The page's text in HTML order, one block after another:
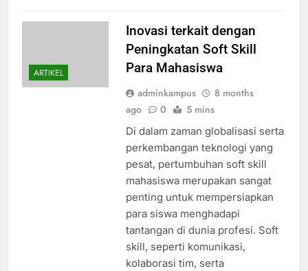
ARTIKEL
Inovasi terkait dengan
Peningkatan Soft Skill
Para Mahasiswa
adminkampus
8 months
ago
0 5 mins
Di dalam zaman globalisasi serta
perkembangan teknologi yang
pesat, pertumbuhan soft skill
mahasiswa merupakan sangat
penting untuk mempersiapkan
para siswa menghadapi
tantangan di dunia profesi. Soft
skill, seperti komunikasi,
kolaborasi tim, serta